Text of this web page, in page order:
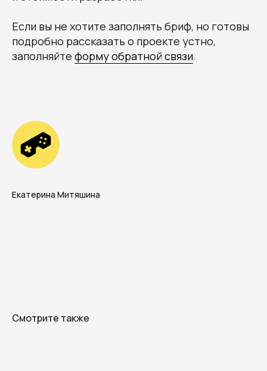
Если вы не хотите заполнять бриф, но готовы
подробно рассказать о проекте устно,
заполняйте форму обратной связи.
Екатерина Митяшина
Смотрите также
рекомендации, узнайте
стоимость и сроки
разработки вашего проекта
Москва, Духовской пер., д.17, стр.18